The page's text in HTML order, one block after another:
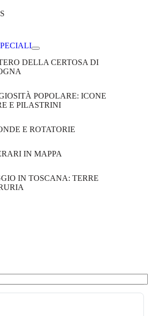
DELLA CERTOSA DI
POPOLARE: ICONE
E PILASTRINI
E ROTATORIE
IN MAPPA
IN TOSCANA: TERRE